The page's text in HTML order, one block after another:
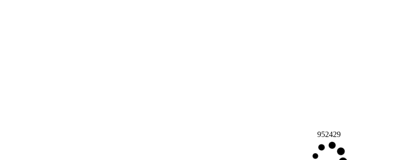
952429